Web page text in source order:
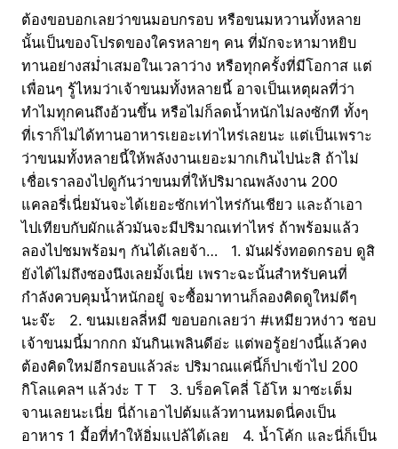
ต้องขอบอกเลยว่าขนมอบกรอบ หรือขนมหวานทั้งหลาย
นั้นเป็นของโปรดของใครหลายๆ คน ที่มักจะหามาหยิบ
ทานอย่างสม่ำเสมอในเวลาว่าง หรือทุกครั้งที่มีโอกาส แต่
เพื่อนๆ รู้ไหมว่าเจ้าขนมทั้งหลายนี้ อาจเป็นเหตุผลที่ว่า
ทำไมทุกคนถึงอ้วนขึ้น หรือไม่ก็ลดน้ำหนักไม่ลงซักที ทั้งๆ
ที่เราก็ไม่ได้ทานอาหารเยอะเท่าไหร่เลยนะ แต่เป็นเพราะ
ว่าขนมทั้งหลายนี้ให้พลังงานเยอะมากเกินไปน่ะสิ ถ้าไม่
เชื่อเราลองไปดูกันว่าขนมที่ให้ปริมาณพลังงาน 200
แคลอรี่เนี่ยมันจะได้เยอะซักเท่าไหร่กันเชียว และถ้าเอา
ไปเทียบกับผักแล้วมันจะมีปริมาณเท่าไหร่ ถ้าพร้อมแล้ว
ลองไปชมพร้อมๆ กันได้เลยจ้า… 1. มันฝรั่งทอดกรอบ ดูสิ
ยังได้ไม่ถึงซองนึงเลยมั้งเนี่ย เพราะฉะนั้นสำหรับคนที่
กำลังควบคุมน้ำหนักอยู่ จะซื้อมาทานก็ลองคิดดูใหม่ดีๆ
นะจ๊ะ 2. ขนมเยลลี่หมี ขอบอกเลยว่า #เหมียวหง่าว ชอบ
เจ้าขนมนี้มากกก มันกินเพลินดีอ่ะ แต่พอรู้อย่างนี้แล้วคง
ต้องคิดใหม่อีกรอบแล้วล่ะ ปริมาณแค่นี้ก็ปาเข้าไป 200
กิโลแคลฯ แล้วง่ะ T T 3. บร็อคโคลี่ โอ้โห มาซะเต็ม
จานเลยนะเนี่ย นี่ถ้าเอาไปต้มแล้วทานหมดนี่คงเป็น
อาหาร 1 มื้อที่ทำให้อิ่มแปล้ได้เลย 4. น้ำโค้ก และนี่ก็เป็น